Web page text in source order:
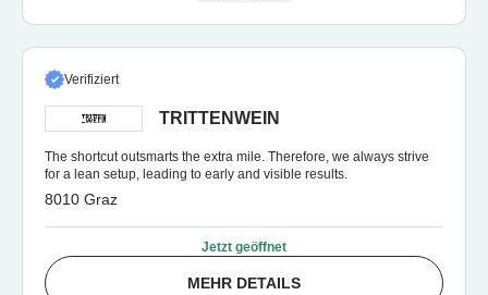
Verifiziert
TRITTENWEIN
The shortcut outsmarts the extra mile. Therefore, we always strive
for a lean setup, leading to early and visible results.
8010 Graz
Jetzt geöffnet
MEHR DETAILS